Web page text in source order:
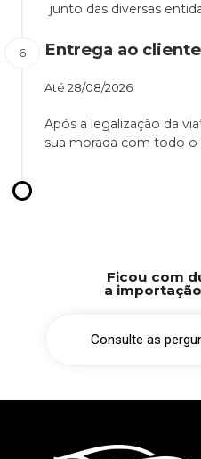
junto das diversas
Entrega ao cliente
Até 28/08/2026
Após a legalização da
sua morada com todo
Ficou com
a
Consulte as